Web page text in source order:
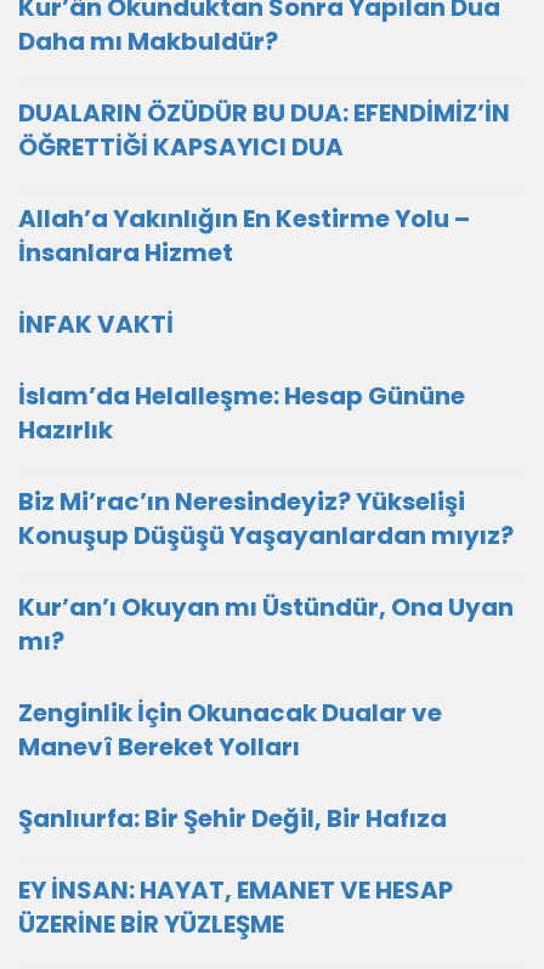
Kur’ân Okunduktan Sonra Yapılan Dua
Daha mı Makbuldür?
DUALARIN ÖZÜDÜR BU DUA: EFENDİMİZ’İN
ÖĞRETTİĞİ KAPSAYICI DUA
Allah’a Yakınlığın En Kestirme Yolu –
İnsanlara Hizmet
İNFAK VAKTİ
İslam’da Helalleşme: Hesap Gününe
Hazırlık
Biz Mi’rac’ın Neresindeyiz? Yükselişi
Konuşup Düşüşü Yaşayanlardan mıyız?
Kur’an’ı Okuyan mı Üstündür, Ona Uyan
mı?
Zenginlik İçin Okunacak Dualar ve
Manevî Bereket Yolları
Şanlıurfa: Bir Şehir Değil, Bir Hafıza
EY İNSAN: HAYAT, EMANET VE HESAP
ÜZERİNE BİR YÜZLEŞME